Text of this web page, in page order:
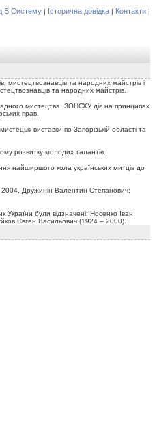
В Систему | Історична довідка | Контакти |
мистецтвознавців та народних майстрів і
та народних майстрів.
мистецтва. ЗОНСХУ діє на принципах
прав.
виставки по Запорізькій області та
розвитку молодих талантів.
найширшого кола українських митців до
Дружинін Валентин Степанович;
були відзначені: Носенко Іван
Євген Васильович (1924 – 2000).